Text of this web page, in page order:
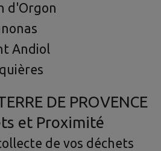
d'Orgon
Andiol
DE PROVENCE
et Proximité
de vos déchets